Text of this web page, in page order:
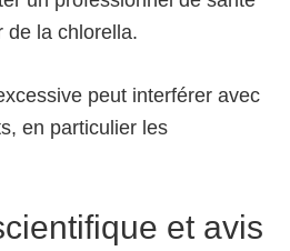
de la chlorella.
peut interférer avec
en particulier les
et avis